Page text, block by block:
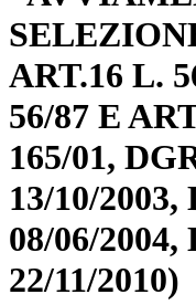
ART.16 L.
56/87 E
165/01,
13/10/
08/06/2004,
22/11/2010)